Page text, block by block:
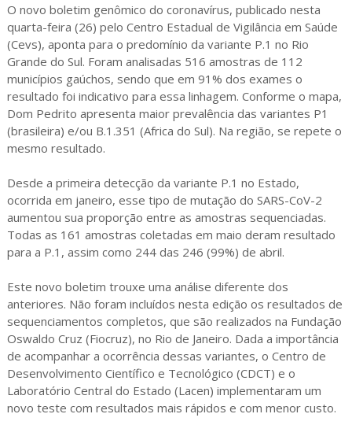
O novo boletim genômico do coronavírus, publicado nesta
quarta-feira (26) pelo Centro Estadual de Vigilância em Saúde
(Cevs), aponta para o predomínio da variante P.1 no Rio
Grande do Sul. Foram analisadas 516 amostras de 112
municípios gaúchos, sendo que em 91% dos exames o
resultado foi indicativo para essa linhagem. Conforme o mapa,
Dom Pedrito apresenta maior prevalência das variantes P1
(brasileira) e/ou B.1.351 (Africa do Sul). Na região, se repete o
mesmo resultado.
Desde a primeira detecção da variante P.1 no Estado,
ocorrida em janeiro, esse tipo de mutação do SARS-CoV-2
aumentou sua proporção entre as amostras sequenciadas.
Todas as 161 amostras coletadas em maio deram resultado
para a P.1, assim como 244 das 246 (99%) de abril.
Este novo boletim trouxe uma análise diferente dos
anteriores. Não foram incluídos nesta edição os resultados de
sequenciamentos completos, que são realizados na Fundação
Oswaldo Cruz (Fiocruz), no Rio de Janeiro. Dada a importância
de acompanhar a ocorrência dessas variantes, o Centro de
Desenvolvimento Científico e Tecnológico (CDCT) e o
Laboratório Central do Estado (Lacen) implementaram um
novo teste com resultados mais rápidos e com menor custo.